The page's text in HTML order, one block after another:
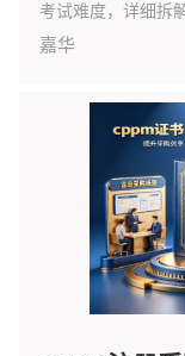
考试难度，详细拆
嘉华